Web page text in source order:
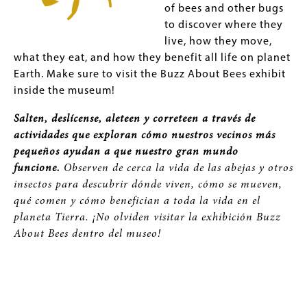
of bees and other bugs
to discover where they
live, how they move,
what they eat, and how they benefit all life on planet
Earth. Make sure to visit the Buzz About Bees exhibit
inside the museum!
Salten, deslícense, aleteen y correteen a través de
actividades que exploran cómo nuestros vecinos más
pequeños ayudan a que nuestro gran mundo
funcione. Observen de cerca la vida de las abejas y otros
insectos para descubrir dónde viven, cómo se mueven,
qué comen y cómo benefician a toda la vida en el
planeta Tierra. ¡No olviden visitar la exhibición Buzz
About Bees dentro del museo!